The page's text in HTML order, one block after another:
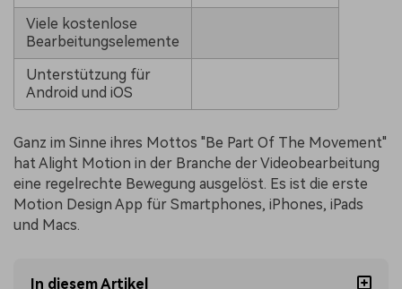
Viele kostenlose
Bearbeitungselemente
Unterstützung für
Android und iOS
Ganz im Sinne ihres Mottos "Be Part Of The Movement"
hat Alight Motion in der Branche der Videobearbeitung
eine regelrechte Bewegung ausgelöst. Es ist die erste
Motion Design App für Smartphones, iPhones, iPads
und Macs.
In diesem Artikel